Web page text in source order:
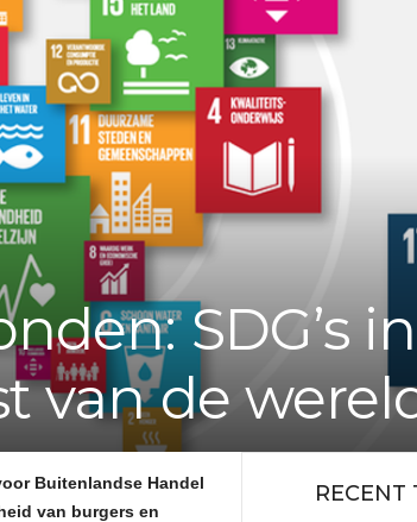
SDG’s in
van de
Buitenlandse Handel
van burgers en
RECENT